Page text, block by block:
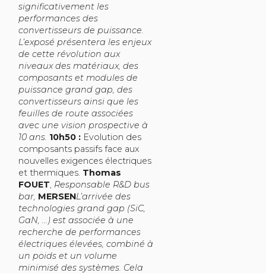
significativement les
performances des
convertisseurs de puissance.
L’exposé présentera les enjeux
de cette révolution aux
niveaux des matériaux, des
composants et modules de
puissance grand gap, des
convertisseurs ainsi que les
feuilles de route associées
avec une vision prospective à
10 ans. 10h50 :Evolution des
composants passifs face aux
nouvelles exigences électriques
et thermiques. Thomas
FOUET, Responsable R&D bus
bar, MERSENL’arrivée des
technologies grand gap (SiC,
GaN, …) est associée à une
recherche de performances
électriques élevées, combiné à
un poids et un volume
minimisé des systèmes. Cela